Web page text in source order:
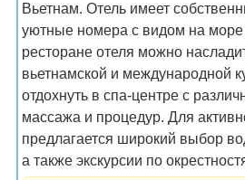
Вьетнам. Отель имеет
уютные номера с видом на море
ресторане отеля можно
вьетнамской и международной
отдохнуть в спа-центре с
массажа и процедур. Для
предлагается широкий выбор
а также экскурсии по